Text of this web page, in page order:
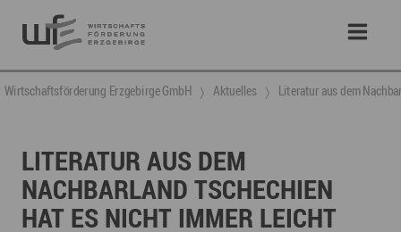
Wirtschaftsförderung Erzgebirge GmbH Aktuelles Literatur aus dem
LITERATUR AUS DEM
NACHBARLAND TSCHECHIEN
HAT ES NICHT IMMER LEICHT